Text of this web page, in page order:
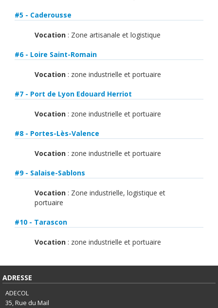
#5 - Caderousse
Vocation : Zone artisanale et logistique
#6 - Loire Saint-Romain
Vocation : zone industrielle et portuaire
#7 - Port de Lyon Edouard Herriot
Vocation : zone industrielle et portuaire
#8 - Portes-Lès-Valence
Vocation : zone industrielle et portuaire
#9 - Salaise-Sablons
Vocation : Zone industrielle, logistique et
portuaire
#10 - Tarascon
Vocation : zone industrielle et portuaire
ADRESSE
ADECOL
35, Rue du Mail